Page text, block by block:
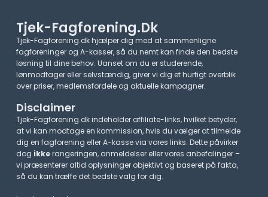
Tjek-Fagforening.dk
Tjek-Fagforening.dk hjælper dig med at sammenligne
fagforeninger og A-kasser, så du nemt kan finde den bedste
løsning til dine behov. Uanset om du er studerende,
lønmodtager eller selvstændig, giver vi dig et hurtigt overblik
over priser, medlemsfordele og aktuelle kampagner.​
Disclaimer
Tjek-Fagforening.dk indeholder affiliate-links, hvilket betyder,
at vi kan modtage en kommission, hvis du vælger at tilmelde
dig en fagforening eller A-kasse via vores links. Dette påvirker
dog ikkerangeringen, anmeldelser eller vores anbefalinger –
vi præsenterer altid oplysninger objektivt og baseret på fakta,
så du kan træffe det bedste valg for dig.